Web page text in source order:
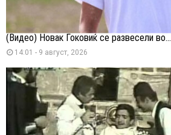
(Видео) Новак Ѓоковиќ се развесели во...
14:01 - 9 август, 2026